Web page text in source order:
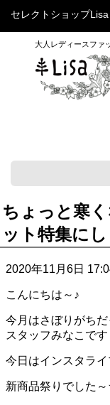
セレクトショップLisa
大人レディースファ
ちょっと寒
ット特集に
2020年11月6日
こんにちは～♪
今月はさぼりがち
スタッフみなこです
今日はインスタライ
新商品祭りでした